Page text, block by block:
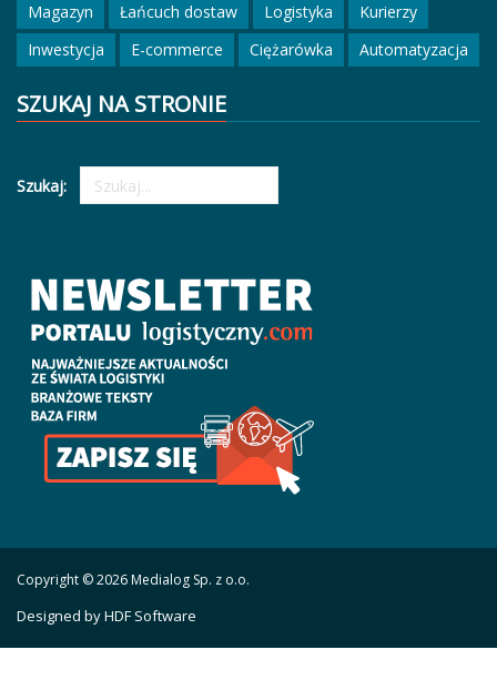
Magazyn
Łańcuch dostaw Logistyka
Kurierzy
Inwestycja
E-commerce Ciężarówka Automatyzacja
SZUKAJ NA STRONIE
Szukaj:
Copyright © 2026 Medialog Sp. z o.o.
Designed by HDF Software